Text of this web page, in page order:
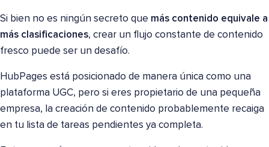
Si bien no es ningún secreto que más contenido equivale a
más clasificaciones, crear un flujo constante de contenido
fresco puede ser un desafío.
HubPages está posicionado de manera única como una
plataforma UGC, pero si eres propietario de una pequeña
empresa, la creación de contenido probablemente recaiga
en tu lista de tareas pendientes ya completa.